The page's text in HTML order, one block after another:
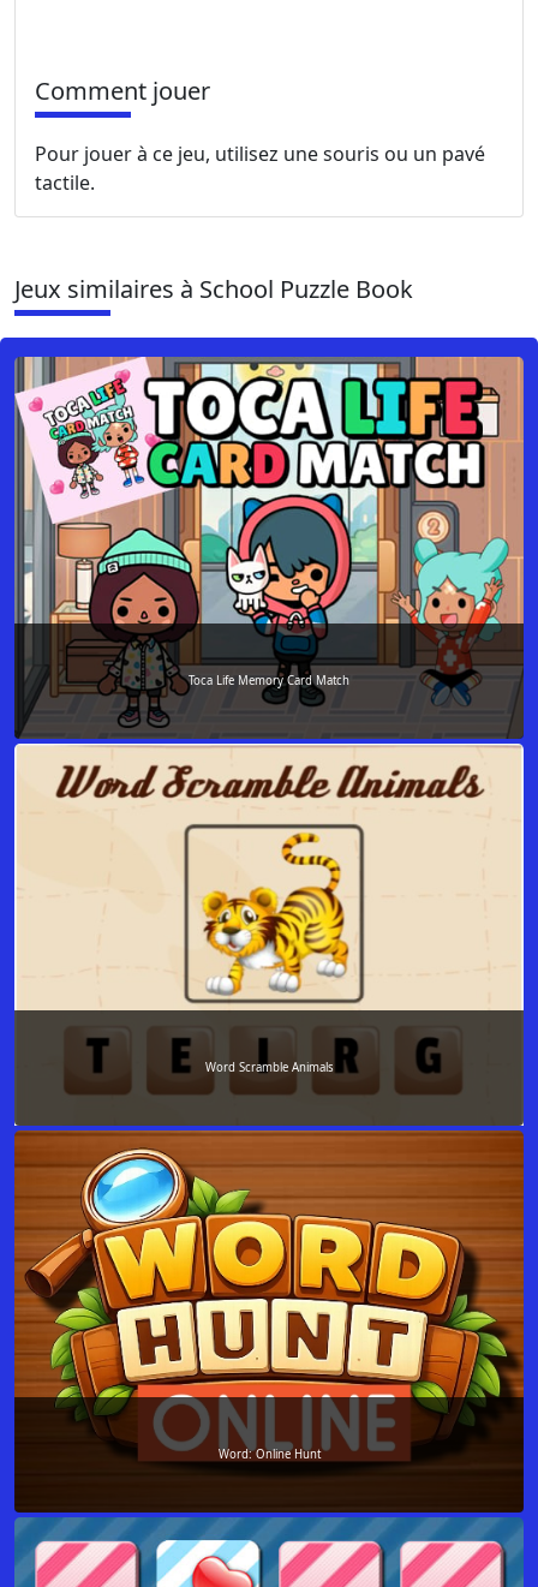
Comment jouer
Pour jouer à ce jeu, utilisez une souris ou un pavé
tactile.
Jeux similaires à School Puzzle Book
Toca Life Memory Card Match
Word Scramble Animals
Word: Online Hunt